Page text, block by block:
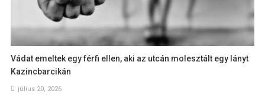
Vádat emeltek egy férfi ellen, aki az utcán molesztált egy lányt
Kazincbarcikán
július 20, 2026